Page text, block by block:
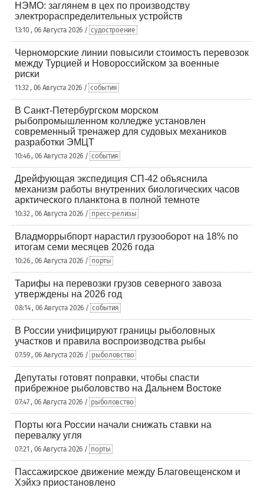
НЭМО: заглянем в цех по производству
электрораспределительных устройств
13:10 , 06 Августа 2026 / судостроение
Черноморские линии повысили стоимость перевозок
между Турцией и Новороссийском за военные
риски
11:32 , 06 Августа 2026 / события
В Санкт-Петербургском морском
рыбопромышленном колледже установлен
современный тренажер для судовых механиков
разработки ЭМЦТ
10:46 , 06 Августа 2026 / события
Дрейфующая экспедиция СП-42 объяснила
механизм работы внутренних биологических часов
арктического планктона в полной темноте
10:32 , 06 Августа 2026 / пресс-релизы
Владморрыбпорт нарастил грузооборот на 18% по
итогам семи месяцев 2026 года
10:26 , 06 Августа 2026 / порты
Тарифы на перевозки грузов северного завоза
утверждены на 2026 год
08:14 , 06 Августа 2026 / события
В России унифицируют границы рыболовных
участков и правила воспроизводства рыбы
07:59 , 06 Августа 2026 / рыболовство
Депутаты готовят поправки, чтобы спасти
прибрежное рыболовство на Дальнем Востоке
07:47 , 06 Августа 2026 / рыболовство
Порты юга России начали снижать ставки на
перевалку угля
07:21 , 06 Августа 2026 / порты
Пассажирское движение между Благовещенском и
Хэйхэ приостановлено